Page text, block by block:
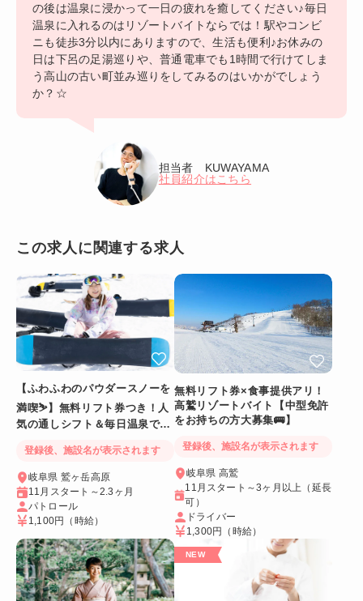
の後は温泉に浸かって一日の疲れを癒してください♪毎日
温泉に入れるのはリゾートバイトならでは！駅やコンビ
ニも徒歩3分以内にありますので、生活も便利♪お休みの
日は下呂の足湯巡りや、普通電車でも1時間で行けてしま
う高山の古い町並み巡りをしてみるのはいかがでしょう
か？☆
担当者 KUWAYAMA
社員紹介はこちら
この求人に関連する求人
【ふわふわのパウダースノーを
満喫⛷️】無料リフト券つき！人
気の通しシフト＆毎日温泉でリ
登録後、施設名が表示されます
岐阜県 鷲ヶ岳高原
11月スタート～2.3ヶ月
パトロール
1,100円
（時給）
無料リフト券×食事提供アリ！
高鷲リゾートバイト【中型免許
をお持ちの方大募集🚌】
登録後、施設名が表示されます
岐阜県 高鷲
11月スタート～3ヶ月以上（延長
可）
ドライバー
1,300円
（時給）